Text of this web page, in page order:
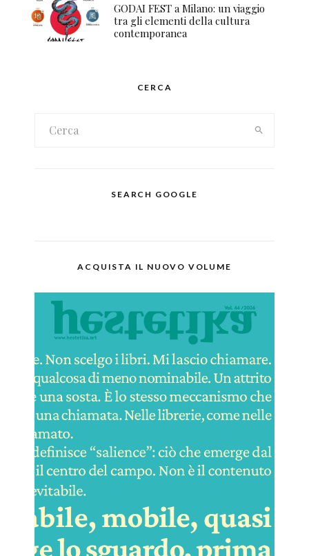
GODAI FEST a Milano: un viaggio
tra gli elementi della cultura
contemporanea
CERCA
SEARCH GOOGLE
ACQUISTA IL NUOVO VOLUME